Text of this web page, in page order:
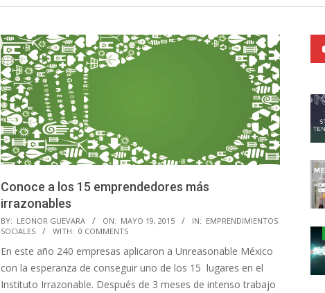
Conoce a los 15 emprendedores más
irrazonables
2015-
05-
19
BY: LEONOR GUEVARA ON: MAYO 19, 2015 IN: EMPRENDIMIENTOS
SOCIALES
WITH: 0 COMMENTS
En este año 240 empresas aplicaron a Unreasonable México
con la esperanza de conseguir uno de los 15 lugares en el
Instituto Irrazonable. Después de 3 meses de intenso trabajo